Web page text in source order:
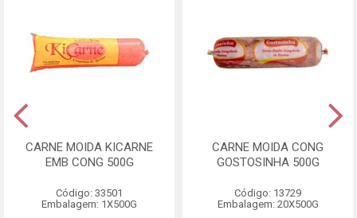
CARNE MOIDA KICARNE
EMB CONG 500G
Código: 33501
Embalagem: 1X500G
CARNE MOIDA CONG
GOSTOSINHA 500G
Código: 13729
Embalagem: 20X500G